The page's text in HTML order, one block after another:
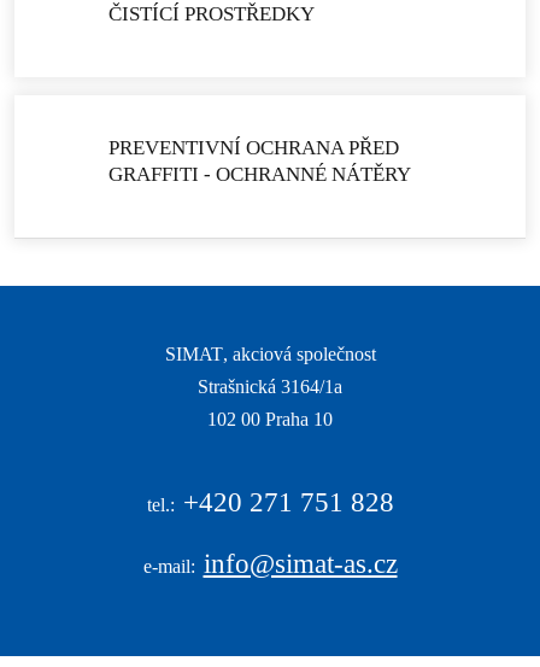
ČISTÍCÍ PROSTŘEDKY
PREVENTIVNÍ OCHRANA PŘED
GRAFFITI - OCHRANNÉ NÁTĚRY
SIMAT, akciová společnost
|
Strašnická 3164/1a
|
102 00 Praha 10
tel.: +420 271 751 828
e-mail: info@simat-as.cz